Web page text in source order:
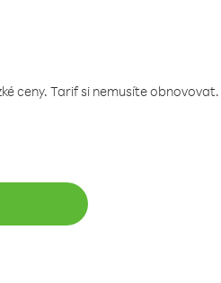
ceny. Tarif si nemusíte